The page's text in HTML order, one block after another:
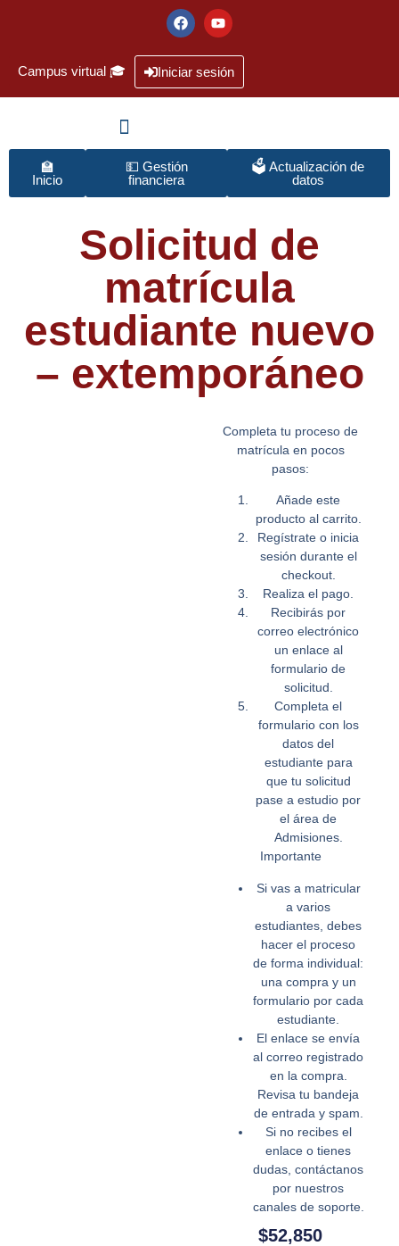
Campus virtual 🎓 Iniciar sesión
🏫
Inicio
💵 Gestión
financiera
🗳️ Actualización de
datos
Solicitud de
matrícula
estudiante nuevo
– extemporáneo
Completa tu proceso de
matrícula en pocos
pasos:
Añade este
producto al carrito.
Regístrate o inicia
sesión durante el
checkout.
Realiza el pago.
Recibirás por
correo electrónico
un enlace al
formulario de
solicitud.
Completa el
formulario con los
datos del
estudiante para
que tu solicitud
pase a estudio por
el área de
Admisiones.
Importante
Si vas a matricular
a varios
estudiantes, debes
hacer el proceso
de forma individual:
una compra y un
formulario por cada
estudiante.
El enlace se envía
al correo registrado
en la compra.
Revisa tu bandeja
de entrada y spam.
Si no recibes el
enlace o tienes
dudas, contáctanos
por nuestros
canales de soporte.
$52,850